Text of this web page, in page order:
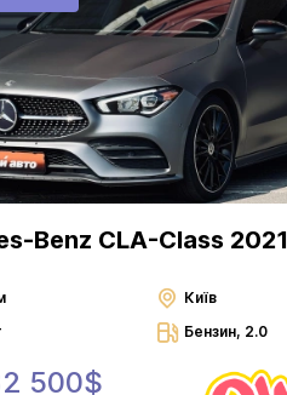
Benz CLA-Class 2021
Київ
Бензин, 2.0
500$